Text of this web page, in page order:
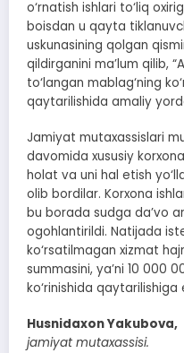
o‘rnatish ishlari to‘liq
boisdan u qayta
uskunasining qolgan
qildirganini ma’lum qilib,
to‘langan mablag‘ning
qaytarilishida amaliy
Jamiyat mutaxassislari
davomida xususiy
holat va uni hal etish
olib bordilar. Korxona
bu borada sudga da’vo
ogohlantirildi. Natijada
ko‘rsatilmagan xizmat
summasini, ya’ni 10 000
ko‘rinishida qaytarilishiga
Husnidaxon Yakubova,
jamiyat mutaxassisi.